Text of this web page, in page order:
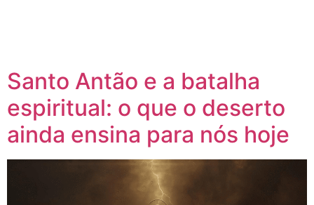
Santo Antão e a batalha
espiritual: o que o deserto
ainda ensina para nós hoje